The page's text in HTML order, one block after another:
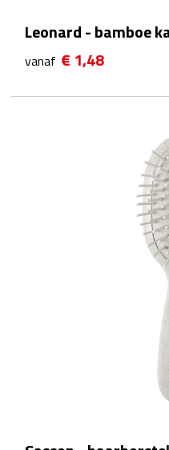
Boekenleggers
Briefopeners
Leonard - bamboe
vanaf € 1,48